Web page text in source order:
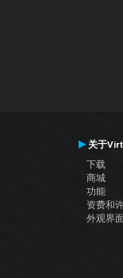
关于
下载
商城
功能
资费和
外观界